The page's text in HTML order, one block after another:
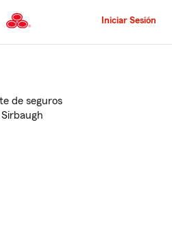
al
principal
Iniciar Sesión